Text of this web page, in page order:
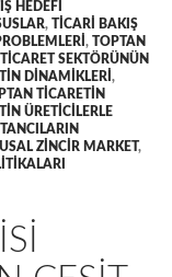
HEDEFI
, TICARI BAKIŞ
, TOPTAN
SEKTÖRÜNÜN
DINAMIKLERI ,
TICARETIN
ÜRETICILERLE
ZINCIR MARKET,